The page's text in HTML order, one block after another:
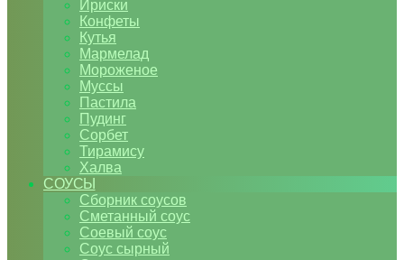
Ириски
Конфеты
Кутья
Мармелад
Мороженое
Муссы
Пастила
Пудинг
Сорбет
Тирамису
Халва
СОУСЫ
Сборник соусов
Сметанный соус
Соевый соус
Соус сырный